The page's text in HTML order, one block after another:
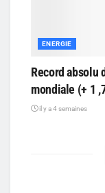
ENERGIE
Record absolu
mondiale (+ 1
il y a 4 semaines